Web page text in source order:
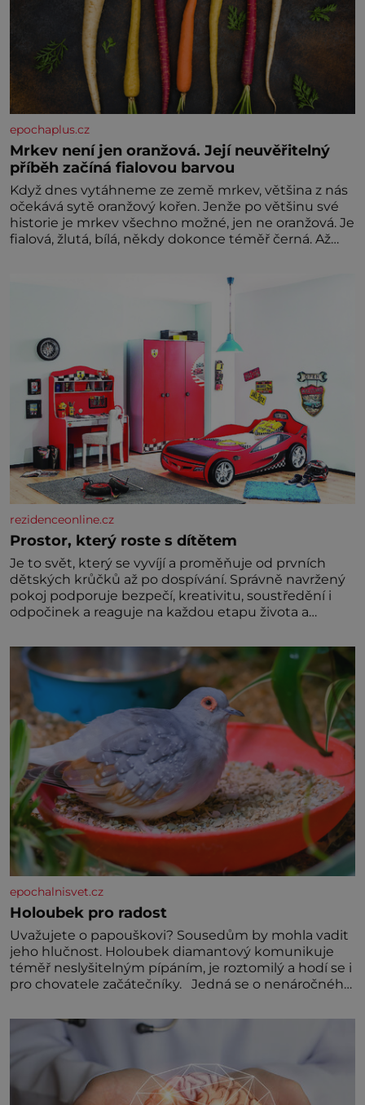
epochaplus.cz
Mrkev není jen oranžová. Její neuvěřitelný
příběh začíná fialovou barvou
Když dnes vytáhneme ze země mrkev, většina z nás
očekává sytě oranžový kořen. Jenže po většinu své
historie je mrkev všechno možné, jen ne oranžová. Je
fialová, žlutá, bílá, někdy dokonce téměř černá. Až
nedokážeme představit. Její příběh je
rezidenceonline.cz
Prostor, který roste s dítětem
Je to svět, který se vyvíjí a proměňuje od prvních
dětských krůčků až po dospívání. Správně navržený
pokoj podporuje bezpečí, kreativitu, soustředění i
odpočinek a reaguje na každou etapu života a
jednoduchost, měkkost a bezpečí, proto by pokoj
miminka měl působit především klidně a útulně.
Předškolní věk je
epochalnisvet.cz
Holoubek pro radost
Uvažujete o papouškovi? Sousedům by mohla vadit
jeho hlučnost. Holoubek diamantový komunikuje
téměř neslyšitelným pípáním, je roztomilý a hodí se i
pro chovatele začátečníky. Jedná se o nenáročného
Hodně času tráví na zemi, kde sbírá zbytky semínek
Jeho domovinou je prakticky celá Austrálie s
výjimkou pobřežní oblasti.